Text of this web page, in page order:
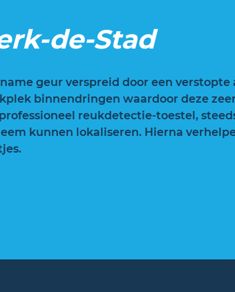
de-Stad
geur verspreid door een
binnendringen waardoor deze
reukdetectie-toestel,
kunnen lokaliseren. Hierna